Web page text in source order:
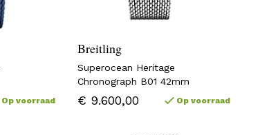
Op voorraad
Breitling
Superocean Heritage
Chronograph B01 42mm
€ 9.600,00 Op voorraad